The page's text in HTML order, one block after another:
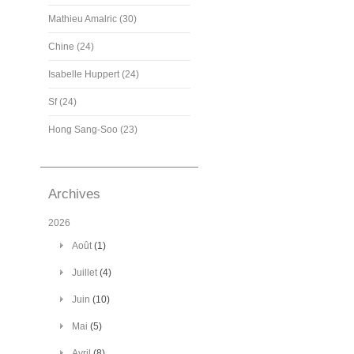
Mathieu Amalric (30)
Chine (24)
Isabelle Huppert (24)
Sf (24)
Hong Sang-Soo (23)
Archives
2026
Août(1)
Juillet(4)
Juin (10)
Mai (5)